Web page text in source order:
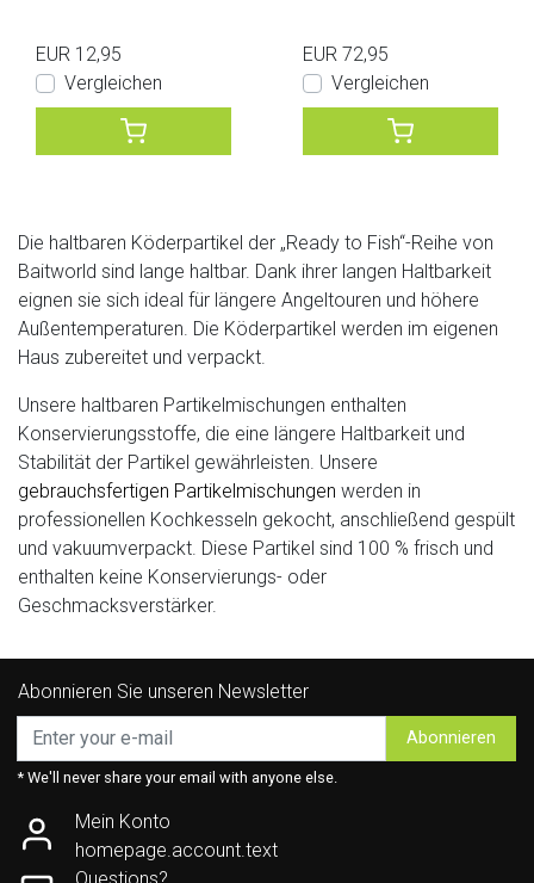
EUR 12,95
Vergleichen
EUR 72,95
Vergleichen
Die haltbaren Köderpartikel der „Ready to Fish“-Reihe von
Baitworld sind lange haltbar. Dank ihrer langen Haltbarkeit
eignen sie sich ideal für längere Angeltouren und höhere
Außentemperaturen. Die Köderpartikel werden im eigenen
Haus zubereitet und verpackt.
Unsere haltbaren Partikelmischungen enthalten
Konservierungsstoffe, die eine längere Haltbarkeit und
Stabilität der Partikel gewährleisten. Unsere
gebrauchsfertigen Partikelmischungen werden in
professionellen Kochkesseln gekocht, anschließend gespült
und vakuumverpackt. Diese Partikel sind 100 % frisch und
enthalten keine Konservierungs- oder
Geschmacksverstärker.
Abonnieren Sie unseren Newsletter
Abonnieren
* We'll never share your email with anyone else.
Mein Konto
homepage.account.text